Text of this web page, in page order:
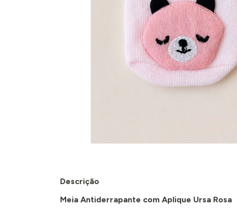
Descrição
Meia Antiderrapante com Aplique Ursa Rosa